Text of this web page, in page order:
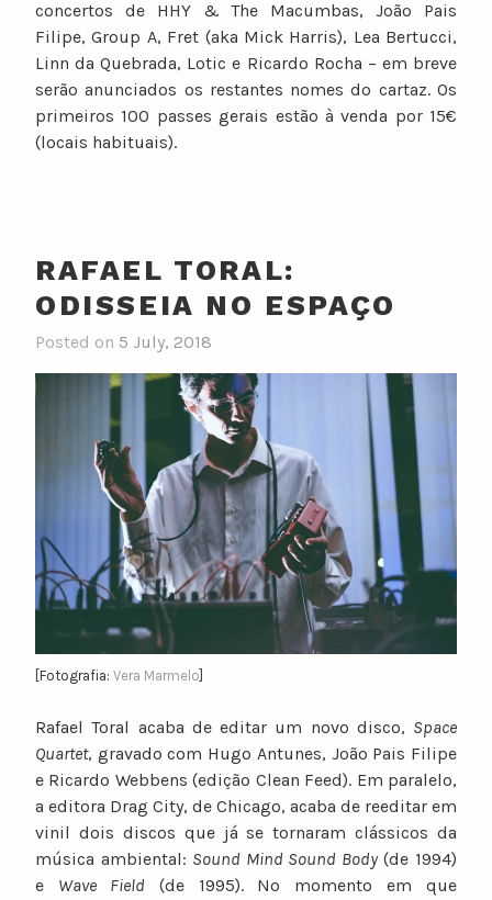
concertos de HHY & The Macumbas, João Pais
Filipe, Group A, Fret (aka Mick Harris), Lea Bertucci,
Linn da Quebrada, Lotic e Ricardo Rocha – em breve
serão anunciados os restantes nomes do cartaz. Os
primeiros 100 passes gerais estão à venda por 15€
(locais habituais).
RAFAEL TORAL:
ODISSEIA NO ESPAÇO
Posted on 5 July, 2018
[Fotografia: Vera Marmelo
Rafael Toral acaba de editar um novo disco, Space
Quartet, gravado com Hugo Antunes, João Pais Filipe
e Ricardo Webbens (edição Clean Feed). Em paralelo,
a editora Drag City, de Chicago, acaba de reeditar em
vinil dois discos que já se tornaram clássicos da
música ambiental: Sound Mind Sound Body(de 1994)
e Wave Field (de 1995). No momento em que